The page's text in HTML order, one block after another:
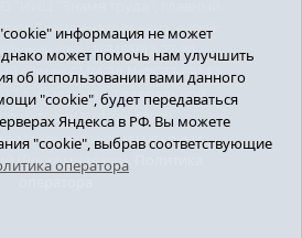
Елена Анатольевна, e-mail:
тел.: 8(34550)2-27-30
номер СМИ Эл №ФС77-69142
г., выданное Федеральной
надзору в сфере связи,
технологий и массовых
(Роскомнадзор).
информация не может
может помочь нам улучшить
об использовании вами данного
"cookie", будет передаваться
Яндекса в РФ. Вы можете
"cookie", выбрав соответствующие
оператора